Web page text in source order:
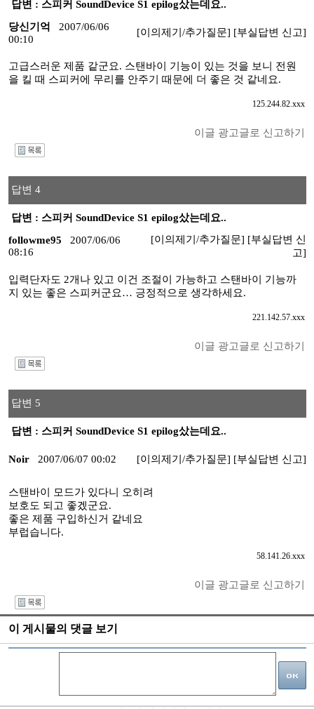
답변 : 스피커 SoundDevice S1 epilog샀는데요..
당신기억
2007/06/06
00:10
[이의제기/추가질문] [부실답변 신고]
고급스러운 제품 같군요. 스탠바이 기능이 있는 것을 보니 전원
을 킬 때 스피커에 무리를 안주기 때문에 더 좋은 것 같네요.
125.244.82.xxx
이글 광고글로 신고하기
답변 4
답변 : 스피커 SoundDevice S1 epilog샀는데요..
followme95
2007/06/06
08:16
[이의제기/추가질문] [부실답변 신
고]
입력단자도 2개나 있고 이건 조절이 가능하고 스탠바이 기능까
지 있는 좋은 스피커군요… 긍정적으로 생각하세요.
221.142.57.xxx
이글 광고글로 신고하기
답변 5
답변 : 스피커 SoundDevice S1 epilog샀는데요..
Noir 2007/06/07 00:02 [이의제기/추가질문] [부실답변 신고]
스탠바이 모드가 있다니 오히려
보호도 되고 좋겠군요.
좋은 제품 구입하신거 같네요
부럽습니다.
58.141.26.xxx
이글 광고글로 신고하기
이 게시물의 댓글 보기